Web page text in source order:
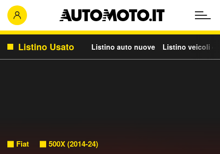
Listino Usato Listino auto nuove Listino veicoli
Fiat 500X (2014-24)